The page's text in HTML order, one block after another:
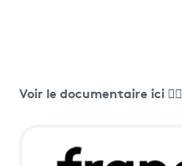
Voir le documentaire ici 👇🏼